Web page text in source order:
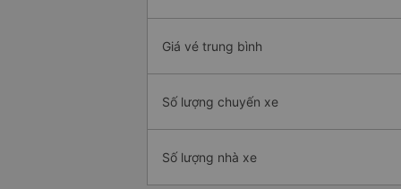
Giá vé trung bình
Số lượng chuyến xe
Số lượng nhà xe